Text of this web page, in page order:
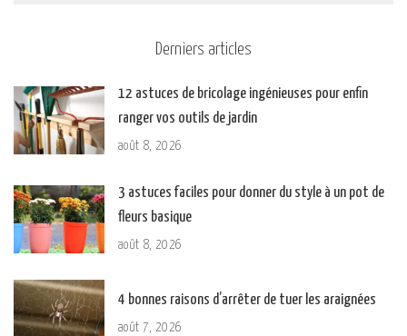
Derniers articles
12 astuces de bricolage ingénieuses pour enfin
ranger vos outils de jardin
août 8, 2026
3 astuces faciles pour donner du style à un pot de
fleurs basique
août 8, 2026
4 bonnes raisons d’arrêter de tuer les araignées
août 7, 2026